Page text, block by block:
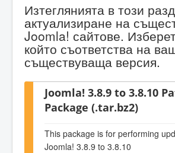
Изтеглянията в този
актуализиране на
Joomla! сайтове.
който съответства на
съществуваща версия.
Joomla! 3.8.9 to 3.8.10
Package (.tar.bz2)
This package is for performing
Joomla! 3.8.9 to 3.8.10